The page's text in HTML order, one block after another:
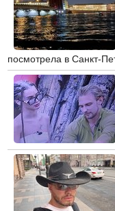
посмотрела в Санкт-